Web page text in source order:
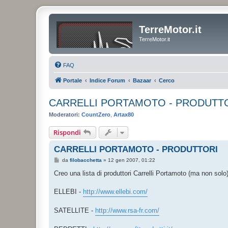
TerreMotor.it
TerreMotor.it
FAQ
Portale Indice Forum Bazaar Cerco
CARRELLI PORTAMOTO -
Moderatori: CountZero Artax80
Rispondi
CARRELLI PORTAMOTO - PRODUTTORI
M
s
g
o
da filobacchetta » 12 gen 2007, 01:22
Creo una lista di produttori Carrelli Portamoto (ma non
ELLEBI - http://www.ellebi.com/
SATELLITE - http://www.rsa-fr.com/